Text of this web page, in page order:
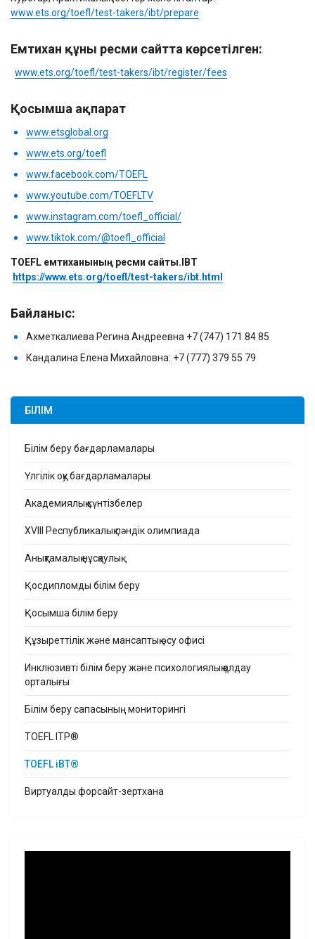
www.ets.org/toefl/test-takers/ibt/prepare
Емтихан құны ресми сайтта көрсетілген:
www.ets.org/toefl/test-takers/ibt/register/fees
Қосымша ақпарат
www.etsglobal.org
www.ets.org/toefl
www.facebook.com/TOEFL
www.youtube.com/TOEFLTV
www.instagram.com/toefl_official/
www.tiktok.com/@toefl_official
TOEFL емтиханының ресми сайты.IBT
https://www.ets.org/toefl/test-takers/ibt.html
Байланыс:
Ахметкалиева Регина Андреевна +7 (747) 171 84 85
Кандалина Елена Михайловна: +7 (777) 379 55 79
БІЛІМ
Білім беру бағдарламалары
Үлгілік оқу бағдарламалары
Академиялық күнтізбелер
XVIII Республикалық пәндік олимпиада
Анықтамалық нұсқаулық
Қосдипломды білім беру
Қосымша білім беру
Құзыреттілік және мансаптық өсу офисі
Инклюзивті білім беру және психологиялық қолдау
орталығы
Білім беру сапасының мониторингі
TOEFL ITP®
TOEFL iBT®
Виртуалды форсайт-зертхана